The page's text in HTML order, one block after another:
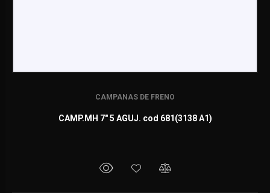
CAMPANAS DE FRENO
CAMP.MH 7" 5 AGUJ. cod 681(3138 A1)